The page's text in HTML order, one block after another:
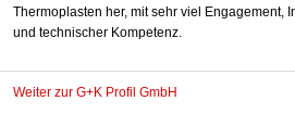
Thermoplasten her, mit sehr viel Engagement,
und technischer Kompetenz.
Weiter zur G+K Profil GmbH